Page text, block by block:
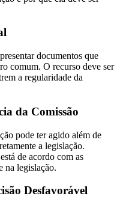
documentos que
comum. O recurso deve ser
a regularidade da
da Comissão
pode ter agido além de
a legislação.
de acordo com as
na legislação.
Desfavorável